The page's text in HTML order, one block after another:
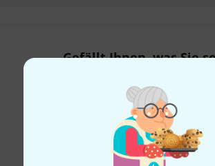
Gefällt Ihnen, was Sie
Hilfe & Feedback